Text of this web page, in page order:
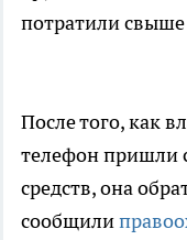
потратили
После того, как
телефон пришли
средств, она
сообщили